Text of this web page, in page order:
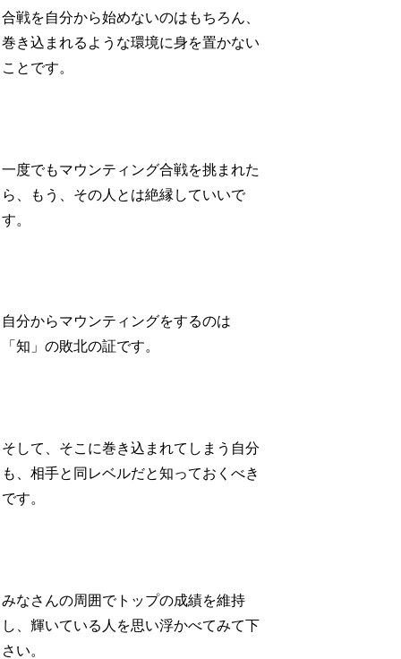
合戦を自分から始めないのはもちろん、
巻き込まれるような環境に身を置かない
ことです。
一度でもマウンティング合戦を挑まれた
ら、もう、その人とは絶縁していいで
す。
自分からマウンティングをするのは
「知」の敗北の証です。
そして、そこに巻き込まれてしまう自分
も、相手と同レベルだと知っておくべき
です。
みなさんの周囲でトップの成績を維持
し、輝いている人を思い浮かべてみて下
さい。